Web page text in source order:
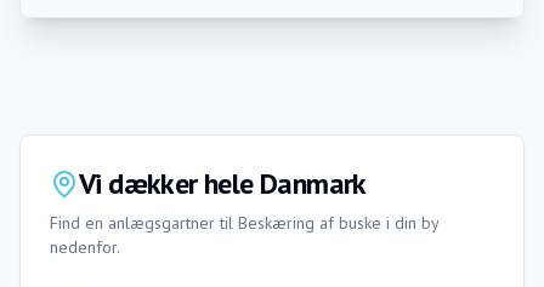
Vi dækker hele Danmark
Find en anlægsgartner til Beskæring af buske i din by
nedenfor.